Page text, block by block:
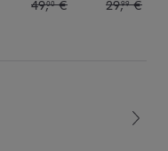
49,00 € 29,99 €